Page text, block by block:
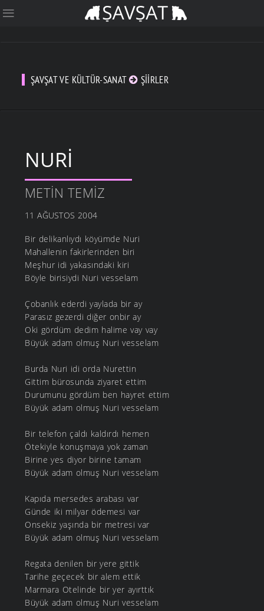
ŞAVŞAT VE KÜLTÜR-SANAT ŞIIRLER
NURI
METIN TEMIZ
11 AĞUSTOS 2004
Bir delikanlıydı köyümde Nuri
Mahallenin fakirlerinden biri
Meşhur idi yakasındaki kiri
Böyle birisiydi Nuri vesselam
Çobanlık ederdi yaylada bir ay
Parasız gezerdi diğer onbir ay
Oki gördüm dedim halime vay vay
Büyük adam olmuş Nuri vesselam
Burda Nuri idi orda Nurettin
Gittim bürosunda ziyaret ettim
Durumunu gördüm ben hayret ettim
Büyük adam olmuş Nuri vesselam
Bir telefon çaldı kaldırdı hemen
Ötekiyle konuşmaya yok zaman
Birine yes diyor birine tamam
Büyük adam olmuş Nuri vesselam
Kapıda mersedes arabası var
Günde iki milyar ödemesi var
Onsekiz yaşında bir metresi var
Büyük adam olmuş Nuri vesselam
Regata denilen bir yere gittik
Tarihe geçecek bir alem ettik
Marmara Otelinde bir yer ayırttık
Büyük adam olmuş Nuri vesselam